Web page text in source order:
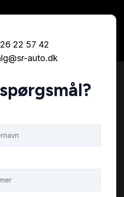
26 22 57 42
auto.dk